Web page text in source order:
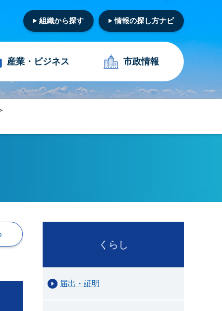
組織から探す 情報の探し方ナビ
産業・ ビジネス 市政情報
くらし
届出・証明